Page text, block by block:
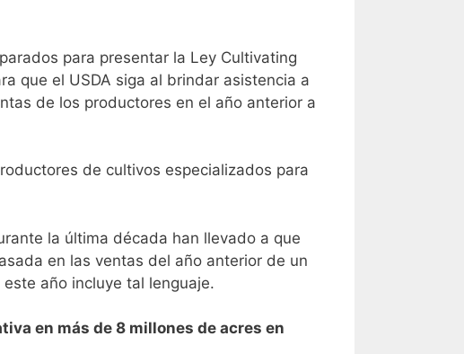
para presentar la Ley Cultivating
que el USDA siga al brindar asistencia a
de los productores en el año anterior a
de cultivos especializados para
la última década han llevado a que
en las ventas del año anterior de un
año incluye tal lenguaje.
en más de 8 millones de acres en